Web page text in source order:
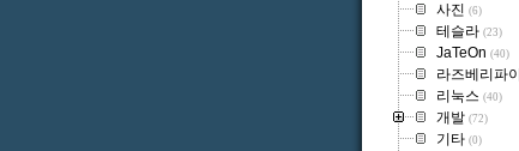
사진 (6)
테슬라 (23)
JaTeOn (40)
라즈베리파이
리눅스 (40)
개발 (72)
기타 (0)